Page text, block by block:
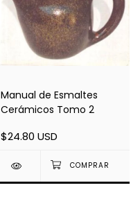
Manual de Esmaltes
Cerámicos Tomo 2
$24.80 USD